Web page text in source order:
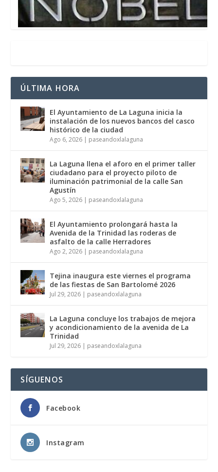
ÚLTIMA HORA
El Ayuntamiento de La Laguna inicia la
instalación de los nuevos bancos del casco
histórico de la ciudad
Ago 6, 2026 | paseandoxlalaguna
La Laguna llena el aforo en el primer taller
ciudadano para el proyecto piloto de
iluminación patrimonial de la calle San
Agustín
Ago 5, 2026 | paseandoxlalaguna
El Ayuntamiento prolongará hasta la
Avenida de la Trinidad las roderas de
asfalto de la calle Herradores
Ago 2, 2026 | paseandoxlalaguna
Tejina inaugura este viernes el programa
de las fiestas de San Bartolomé 2026
Jul 29, 2026 | paseandoxlalaguna
La Laguna concluye los trabajos de mejora
y acondicionamiento de la avenida de La
Trinidad
Jul 29, 2026 | paseandoxlalaguna
SÍGUENOS
Facebook
Instagram